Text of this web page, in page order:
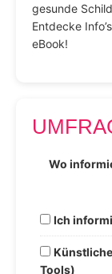
gesunde
Entdecke
eBook!
Wo
Ich
Tools)